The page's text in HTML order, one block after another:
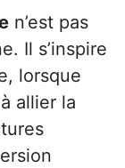
n’est pas
Il s’inspire
lorsque
allier la